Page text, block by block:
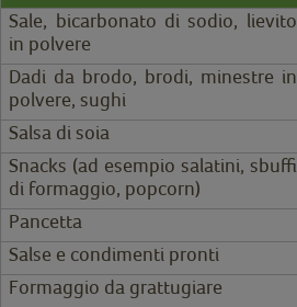
Sale, bicarbonato di sodio, lievito
in polvere
Dadi da brodo, brodi, minestre in
polvere, sughi
Salsa di soia
Snacks (ad esempio salatini, sbuffi
di formaggio, popcorn)
Pancetta
Salse e condimenti pronti
Formaggio da grattugiare